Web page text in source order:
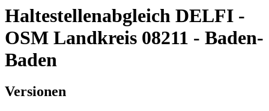
Haltestellenabgleich DELFI -
OSM Landkreis 08211 - Baden-
Baden
Versionen